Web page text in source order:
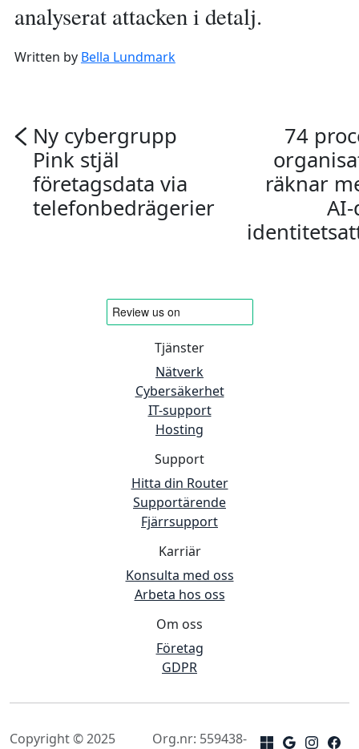
analyserat attacken i detalj.
Written by Bella Lundmark
Ny cybergrupp
Pink stjäl
företagsdata via
telefonbedrägerier
74
räknar
Tjänster
Nätverk
Cybersäkerhet
IT-support
Hosting
Support
Hitta din Router
Supportärende
Fjärrsupport
Karriär
Konsulta med oss
Arbeta hos oss
Om oss
Företag
GDPR
Copyright © 2025
Org.nr: 559438-